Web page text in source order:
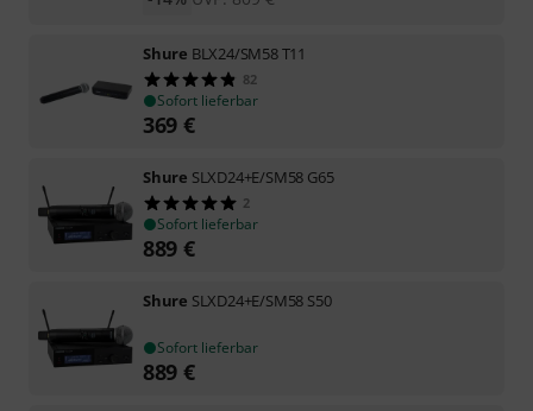
Shure BLX24/SM58 T11
82
Sofort lieferbar
369 €
Shure SLXD24+E/SM58 G65
2
Sofort lieferbar
889 €
Shure SLXD24+E/SM58 S50
Sofort lieferbar
889 €